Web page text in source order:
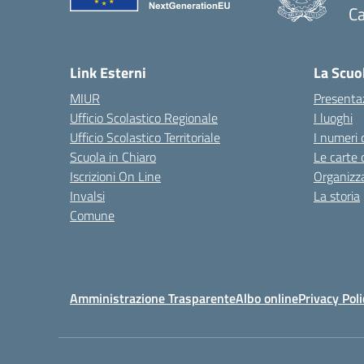
Link Esterni
MIUR
Ufficio Scolastico Regionale
Ufficio Scolastico Territoriale
Scuola in Chiaro
Iscrizioni On Line
Invalsi
Comune
La
I luoghi
I numeri
Le carte
La storia
Amministrazione TrasparenteAlbo onlinePrivacy